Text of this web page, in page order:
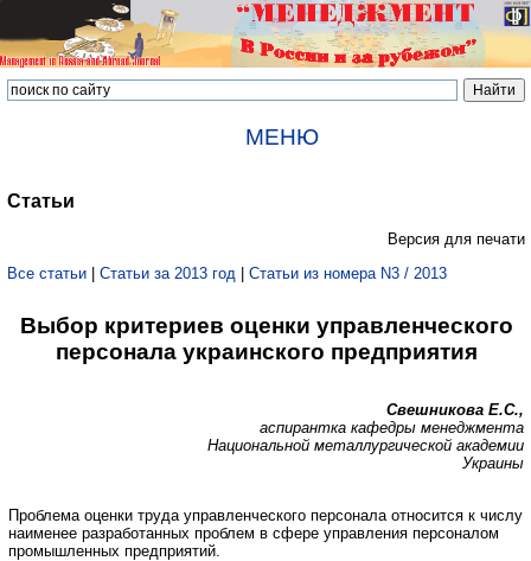
МЕНЮ
Статьи
Версия для печати
Все статьи | Статьи за 2013 год | Статьи из номера N3 / 2013
Выбор критериев оценки управленческого
персонала украинского предприятия
Свешникова Е.С.,
аспирантка кафедры менеджмента
Национальной металлургической академии
Украины
Проблема оценки труда управленческого персонала относится к числу
наименее разработанных проблем в сфере управления персоналом
промышленных предприятий.